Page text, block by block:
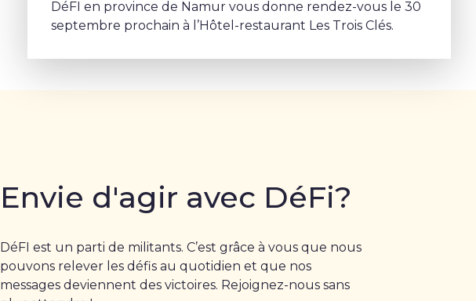
DéFI en province de Namur vous donne rendez-vous le 30
septembre prochain à l’Hôtel-restaurant Les Trois Clés.
Envie d'agir avec DéFi?
DéFI est un parti de militants. C’est grâce à vous que nous
pouvons relever les défis au quotidien et que nos
messages deviennent des victoires. Rejoignez-nous sans